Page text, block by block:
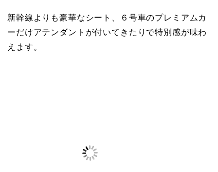
新幹線よりも豪華なシート、６号車のプレミアムカ
ーだけアテンダントが付いてきたりで特別感が味わ
えます。